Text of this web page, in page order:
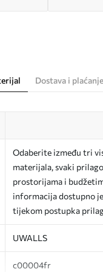
Dostava i plaćanje
Odaberite između tri
materijala, svaki
prostorijama i
informacija dostupno
tijekom postupka
UWALLS
c00004fr